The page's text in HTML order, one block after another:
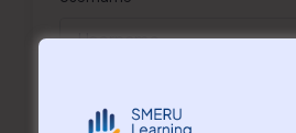
E-Mail